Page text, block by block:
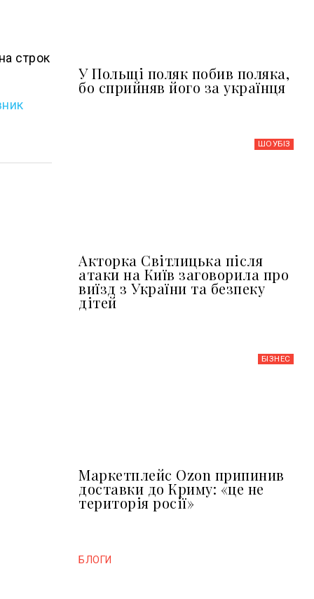
строк
У Польщі поляк побив поляка,
бо сприйняв його за українця
ШОУБIЗ
Акторка Світлицька після
атаки на Київ заговорила про
виїзд з України та безпеку
дітей
БІЗНЕС
Маркетплейс Ozon припинив
доставки до Криму: «це не
територія росії»
БЛОГИ